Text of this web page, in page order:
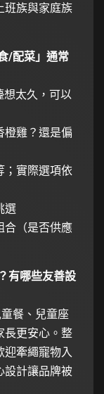
班族與家庭族
/配菜」通常
想太久，可以
橙雞？還是偏
；實際選項依
選
合（是否供應
有哪些友善設
餐、兒童座
長更安心。整
牽繩寵物入
設計讓品牌被